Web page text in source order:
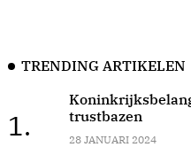
TRENDING ARTIKELEN
1.
trustbazen
28 JANUARI 2024